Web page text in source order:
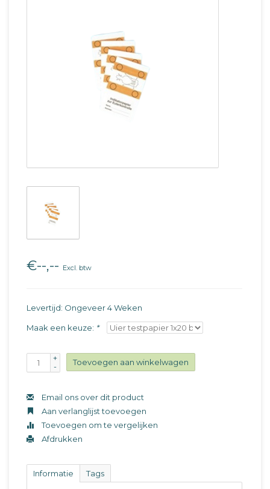
€--,-- Excl. btw
Levertijd: Ongeveer 4 Weken
Maak een keuze: *
+
-
Toevoegen aan winkelwagen
Email ons over dit product
Aan verlanglijst toevoegen
Toevoegen om te vergelijken
Afdrukken
Informatie Tags